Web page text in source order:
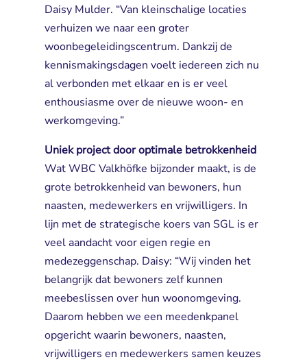
Daisy Mulder. “Van kleinschalige locaties
verhuizen we naar een groter
woonbegeleidingscentrum. Dankzij de
kennismakingsdagen voelt iedereen zich nu
al verbonden met elkaar en is er veel
enthousiasme over de nieuwe woon- en
werkomgeving.”
Uniek project door optimale betrokkenheid
Wat WBC Valkhöfke bijzonder maakt, is de
grote betrokkenheid van bewoners, hun
naasten, medewerkers en vrijwilligers. In
lijn met de strategische koers van SGL is er
veel aandacht voor eigen regie en
medezeggenschap. Daisy: “Wij vinden het
belangrijk dat bewoners zelf kunnen
meebeslissen over hun woonomgeving.
Daarom hebben we een meedenkpanel
opgericht waarin bewoners, naasten,
vrijwilligers en medewerkers samen keuzes